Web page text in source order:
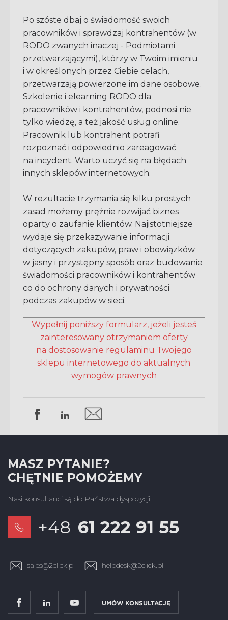
Po szóste dbaj o świadomość swoich
pracowników i sprawdzaj kontrahentów (w
RODO zwanych inaczej - Podmiotami
przetwarzającymi), którzy w Twoim imieniu
i w określonych przez Ciebie celach,
przetwarzają powierzone im dane osobowe.
Szkolenie i elearning RODO dla
pracowników i kontrahentów, podnosi nie
tylko wiedzę, a też jakość usług online.
Pracownik lub kontrahent potrafi
rozpoznać i odpowiednio zareagować
na incydent. Warto uczyć się na błędach
innych sklepów internetowych.
W rezultacie trzymania się kilku prostych
zasad możemy prężnie rozwijać biznes
oparty o zaufanie klientów. Najistotniejsze
wydaje się przekazywanie informacji
dotyczących zakupów, praw i obowiązków
w jasny i przystępny sposób oraz budowanie
świadomości pracowników i kontrahentów
co do ochrony danych i prywatności
podczas zakupów w sieci.
Wypełnij poniższy formularz, jeżeli jesteś
zainteresowany otrzymaniem oferty
na dostosowanie regulaminu Twojego
sklepu internetowego do aktualnych
wymogów prawnych
MASZ PYTANIE?
CHĘTNIE POMOŻEMY
Nasi konsultanci są do Państwa dyspozycji
+48 61 222 91 55
sales@2click.pl helpdesk@2click.pl
UMÓW KONSULTACJĘ